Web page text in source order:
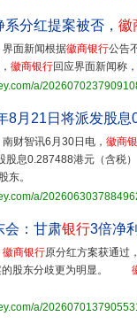
分红提案被否， 徽
界面新闻根据徽商银行公告
徽商银行回应界面新闻称，
a/
8月21日将派发股
南财智讯6月30日电， 徽商
股息0.287488港元（含税
东。
a/
会：甘肃银行3倍净
徽商银行原分红方案获通
的股东分歧更为明显。
a/